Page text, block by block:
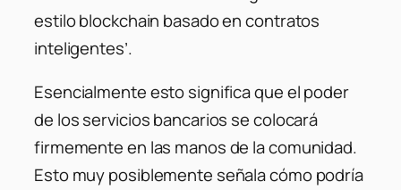
estilo blockchain basado en contratos
inteligentes’.
Esencialmente esto significa que el poder
de los servicios bancarios se colocará
firmemente en las manos de la comunidad.
Esto muy posiblemente señala cómo podría